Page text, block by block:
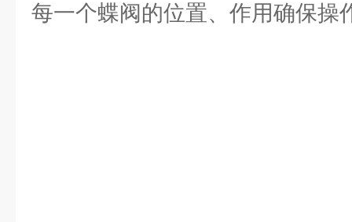
每一个蝶阀的位置、作用确保操